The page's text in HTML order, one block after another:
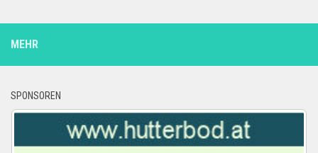
MEHR
SPONSOREN